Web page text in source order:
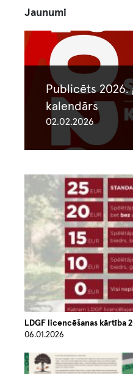
Jaunumi
Image
Publicēts 2026.
kalendārs
02.02.2026
Image
LDGF licencēšanas kārtība
06.01.2026
Image